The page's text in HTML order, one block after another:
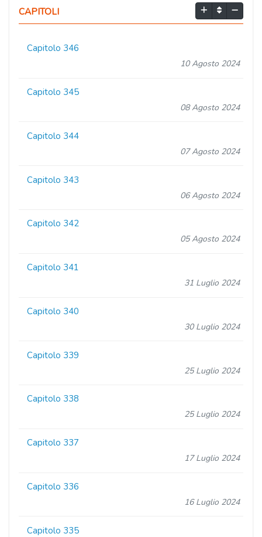
CAPITOLI
Capitolo 346
10 Agosto 2024
Capitolo 345
08 Agosto 2024
Capitolo 344
07 Agosto 2024
Capitolo 343
06 Agosto 2024
Capitolo 342
05 Agosto 2024
Capitolo 341
31 Luglio 2024
Capitolo 340
30 Luglio 2024
Capitolo 339
25 Luglio 2024
Capitolo 338
25 Luglio 2024
Capitolo 337
17 Luglio 2024
Capitolo 336
16 Luglio 2024
Capitolo 335